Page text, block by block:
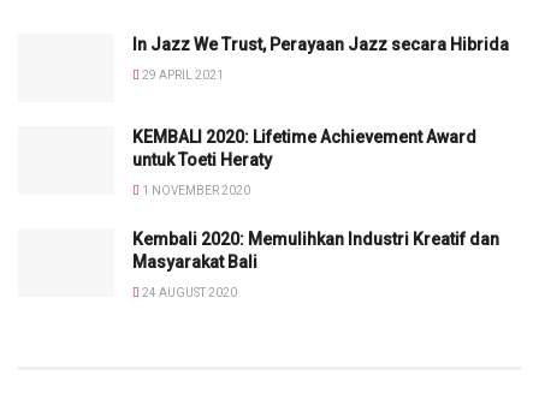
In Jazz We Trust, Perayaan Jazz secara Hibrida
29 APRIL 2021
KEMBALI 2020: Lifetime Achievement Award
untuk Toeti Heraty
1 NOVEMBER 2020
Kembali 2020: Memulihkan Industri Kreatif dan
Masyarakat Bali
24 AUGUST 2020